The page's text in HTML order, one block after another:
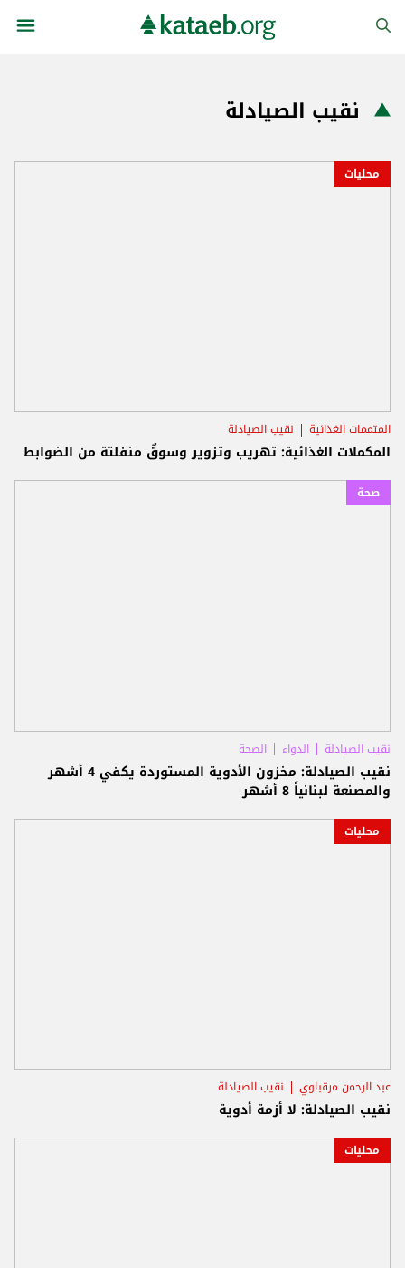
نقيب الصيادلة
محليات
المتممات الغذائية نقيب الصيادلة
المكملات الغذائية: تهريب وتزوير وسوقٌ منفلتة من الضوابط
صحة
نقيب الصيادلة الدواء الصحة
نقيب الصيادلة: مخزون الأدوية المستوردة يكفي 4 أشهر
والمصنعة لبنانياً 8 أشهر
محليات
عبد الرحمن مرقباوي نقيب الصيادلة
نقيب الصيادلة: لا أزمة أدوية
محليات